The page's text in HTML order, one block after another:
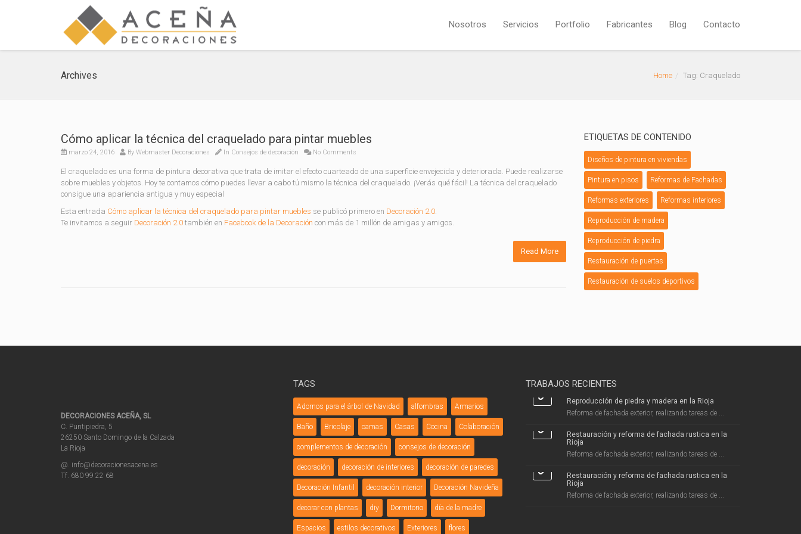
Nosotros Servicios Portfolio Fabricantes Blog Contacto
Archives Home Tag: Craquelado
Cómo aplicar la técnica del craquelado para pintar muebles
marzo 24, 2016 By Webmaster Decoraciones In Consejos de decoración No Comments
El craquelado es una forma de pintura decorativa que trata de imitar el efecto cuarteado de una superficie envejecida y deteriorada. Puede realizarse
sobre muebles y objetos. Hoy te contamos cómo puedes llevar a cabo tú mismo la técnica del craquelado. ¡Verás qué fácil! La técnica del craquelado
consigue una apariencia antigua y muy especial
Esta entrada Cómo aplicar la técnica del craquelado para pintar muebles se publicó primero en Decoración 2.0.
Te invitamos a seguir Decoración 2.0 también en Facebook de la Decoración con más de 1 millón de amigas y amigos.
Read More
ETIQUETAS DE CONTENIDO
Diseños de pintura en viviendas
Pintura en pisos Reformas de Fachadas
Reformas exteriores Reformas interiores
Reproducción de madera
Reproducción de piedra
Restauración de puertas
Restauración de suelos deportivos
DECORACIONES ACEÑA, SL
C. Puntipiedra, 5
26250 Santo Domingo de la Calzada
La Rioja
@. info@decoracionesacena.es
Tf. 680 99 22 68
TAGS
Adornos para el árbol de Navidad alfombras Armarios
Baño Bricolaje camas Casas Cocina Colaboración
complementos de decoración consejos de decoración
decoración decoración de interiores decoración de paredes
Decoración Infantil decoración interior Decoración Navideña
decorar con plantas diy Dormitorio día de la madre
Espacios estilos decorativos Exteriores flores
TRABAJOS RECIENTES
Reproducción de piedra y madera en la Rioja
Reforma de fachada exterior, realizando tareas de ...
Restauración y reforma de fachada rustica en la
Rioja
Reforma de fachada exterior, realizando tareas de ...
Restauración y reforma de fachada rustica en la
Rioja
Reforma de fachada exterior, realizando tareas de ...